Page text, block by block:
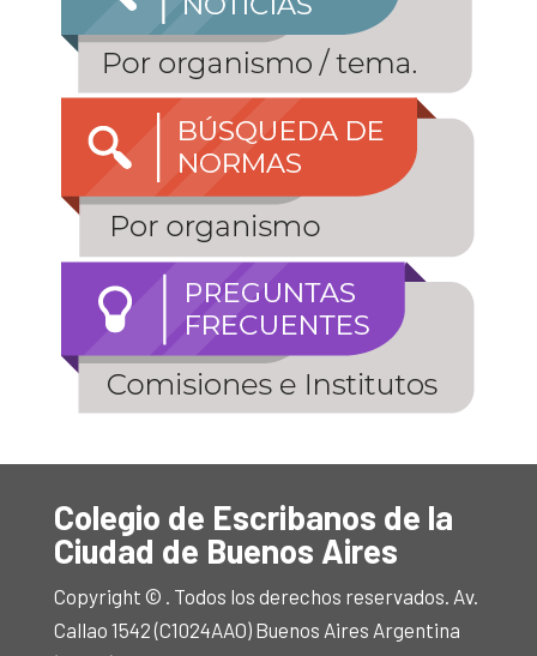
Colegio de Escribanos de la
Ciudad de Buenos Aires
Copyright © . Todos los derechos reservados. Av.
Callao 1542 (C1024AAO) Buenos Aires Argentina